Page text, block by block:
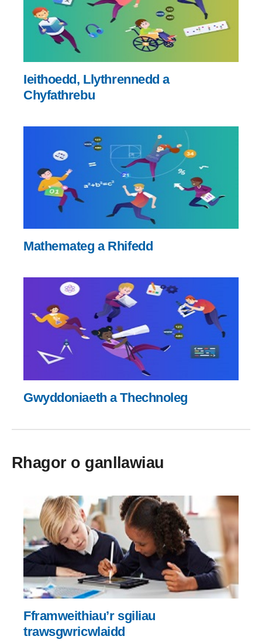
Ieithoedd, Llythrennedd a
Chyfathrebu
Mathemateg a Rhifedd
Gwyddoniaeth a Thechnoleg
Rhagor o ganllawiau
Fframweithiau’r sgiliau
trawsgwricwlaidd